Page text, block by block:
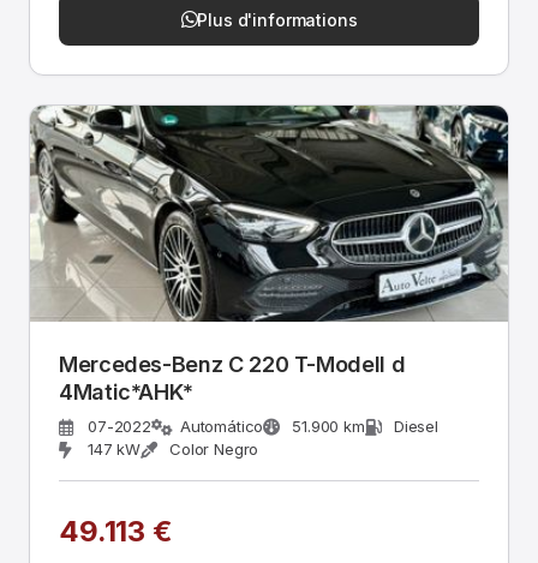
Plus d'informations
Mercedes-Benz C 220 T-Modell d
4Matic*AHK*
07-2022 Automático 51.900 km
Diesel
147 kW
Color Negro
49.113 €